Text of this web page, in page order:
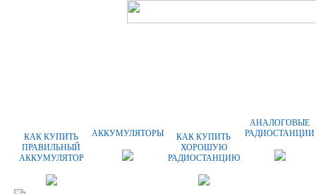
КАК КУПИТЬ
ПРАВИЛЬНЫЙ
АККУМУЛЯТОР
АККУМУЛЯТОРЫ
КАК КУПИТЬ
ХОРОШУЮ
РАДИОСТАНЦИЮ
АНАЛОГОВЫЕ
РАДИОСТАНЦИИ